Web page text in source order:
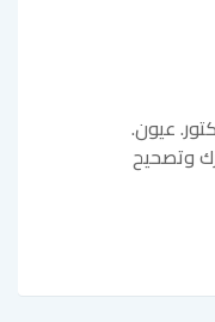
عيون.
وتصحيح